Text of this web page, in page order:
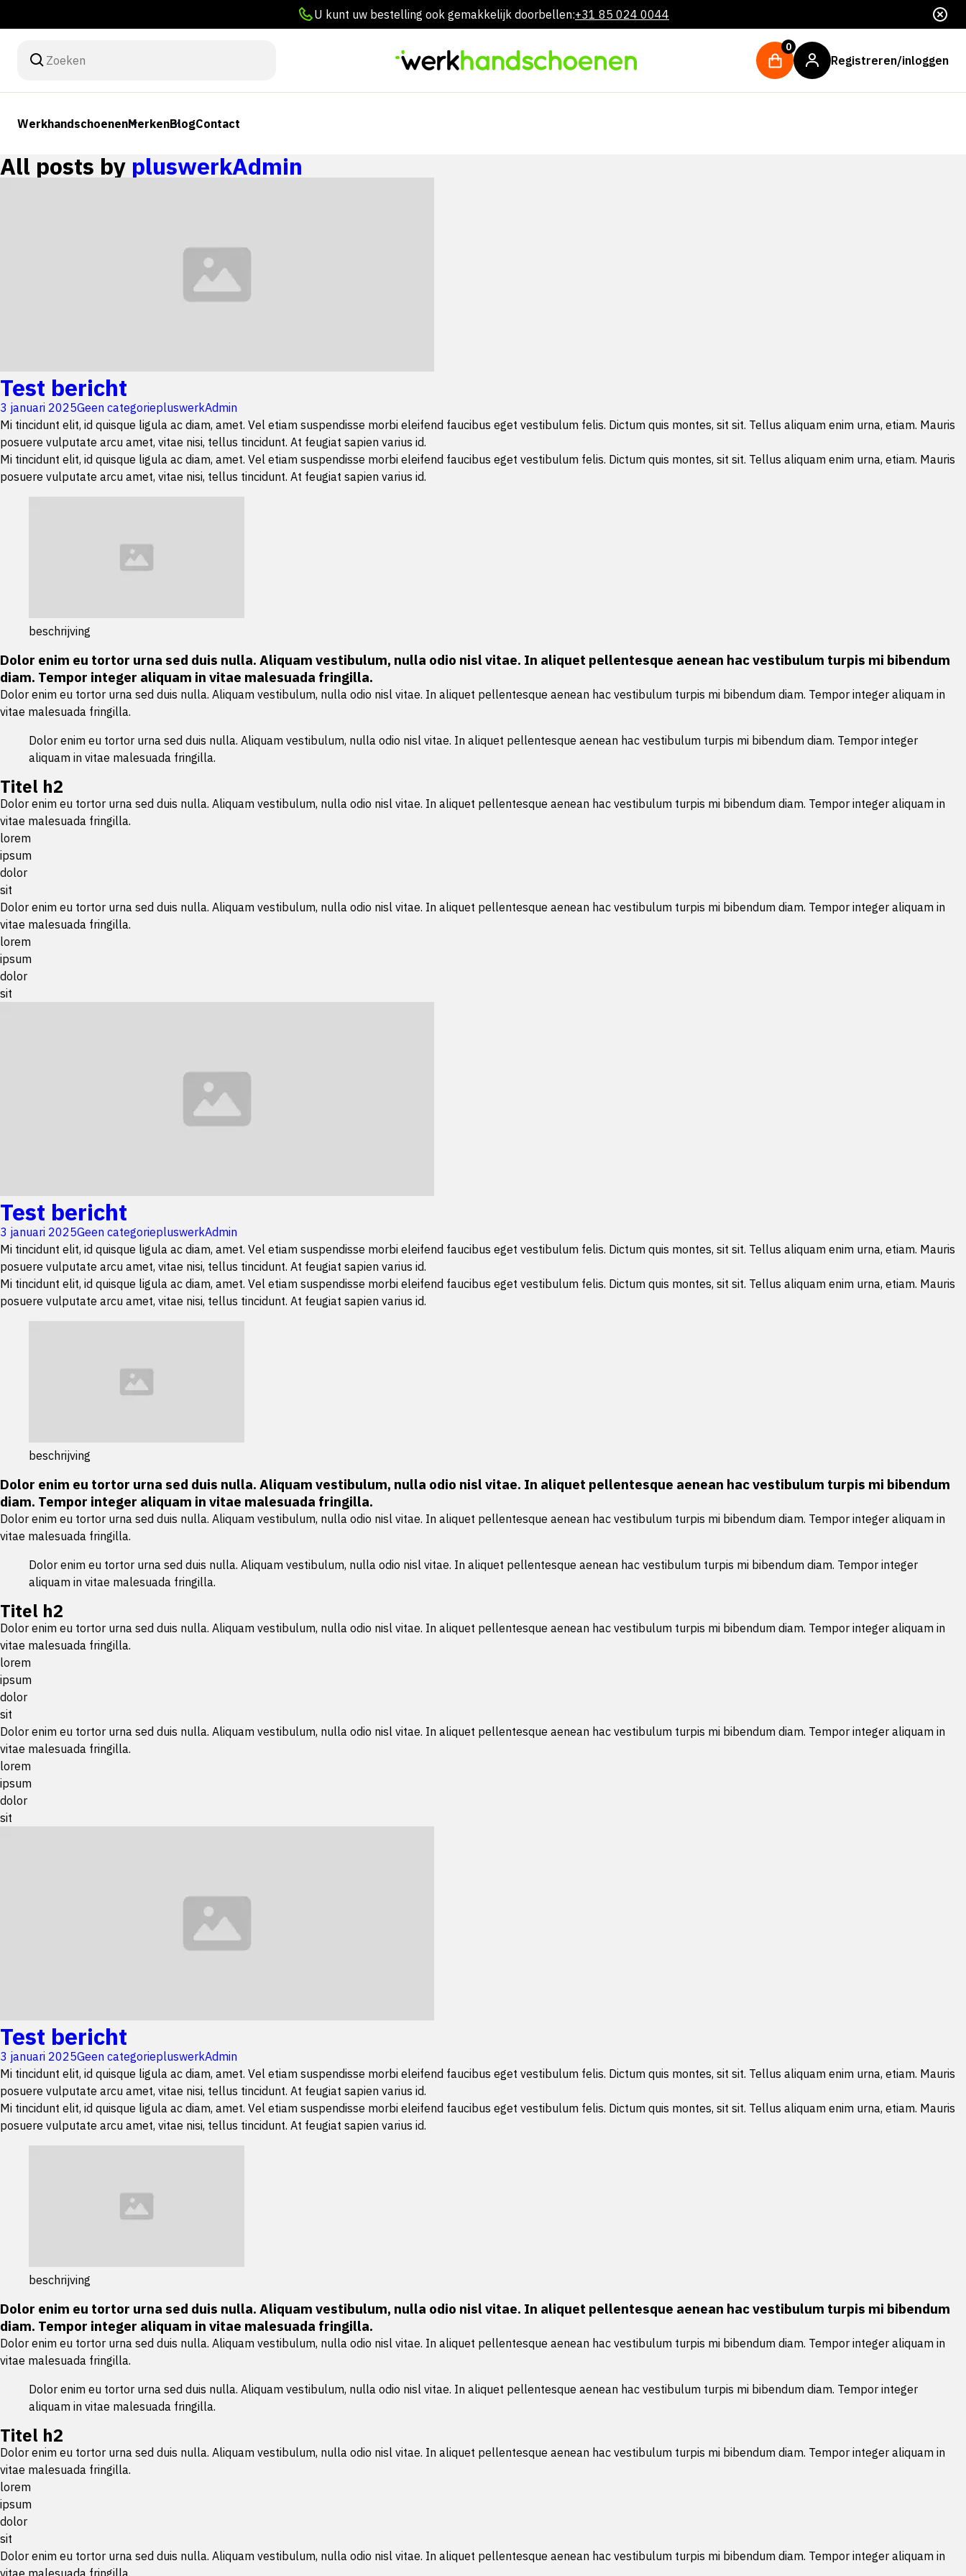
U kunt uw bestelling ook gemakkelijk doorbellen:+31 85 024 0044
0
Registreren/inloggen
WerkhandschoenenMerkenBlogContact
All posts by pluswerkAdmin
Test bericht
3 januari 2025Geen categoriepluswerkAdmin
Mi tincidunt elit, id quisque ligula ac diam, amet. Vel etiam suspendisse morbi eleifend faucibus eget vestibulum felis. Dictum quis montes, sit sit. Tellus aliquam enim urna, etiam. Mauris
posuere vulputate arcu amet, vitae nisi, tellus tincidunt. At feugiat sapien varius id.
Mi tincidunt elit, id quisque ligula ac diam, amet. Vel etiam suspendisse morbi eleifend faucibus eget vestibulum felis. Dictum quis montes, sit sit. Tellus aliquam enim urna, etiam. Mauris
posuere vulputate arcu amet, vitae nisi, tellus tincidunt. At feugiat sapien varius id.
beschrijving
Dolor enim eu tortor urna sed duis nulla. Aliquam vestibulum, nulla odio nisl vitae. In aliquet pellentesque aenean hac vestibulum turpis mi bibendum
diam. Tempor integer aliquam in vitae malesuada fringilla.
Dolor enim eu tortor urna sed duis nulla. Aliquam vestibulum, nulla odio nisl vitae. In aliquet pellentesque aenean hac vestibulum turpis mi bibendum diam. Tempor integer aliquam in
vitae malesuada fringilla.
Dolor enim eu tortor urna sed duis nulla. Aliquam vestibulum, nulla odio nisl vitae. In aliquet pellentesque aenean hac vestibulum turpis mi bibendum diam. Tempor integer
aliquam in vitae malesuada fringilla.
Titel h2
Dolor enim eu tortor urna sed duis nulla. Aliquam vestibulum, nulla odio nisl vitae. In aliquet pellentesque aenean hac vestibulum turpis mi bibendum diam. Tempor integer aliquam in
vitae malesuada fringilla.
lorem
ipsum
dolor
sit
Dolor enim eu tortor urna sed duis nulla. Aliquam vestibulum, nulla odio nisl vitae. In aliquet pellentesque aenean hac vestibulum turpis mi bibendum diam. Tempor integer aliquam in
vitae malesuada fringilla.
lorem
ipsum
dolor
sit
Test bericht
3 januari 2025Geen categoriepluswerkAdmin
Mi tincidunt elit, id quisque ligula ac diam, amet. Vel etiam suspendisse morbi eleifend faucibus eget vestibulum felis. Dictum quis montes, sit sit. Tellus aliquam enim urna, etiam. Mauris
posuere vulputate arcu amet, vitae nisi, tellus tincidunt. At feugiat sapien varius id.
Mi tincidunt elit, id quisque ligula ac diam, amet. Vel etiam suspendisse morbi eleifend faucibus eget vestibulum felis. Dictum quis montes, sit sit. Tellus aliquam enim urna, etiam. Mauris
posuere vulputate arcu amet, vitae nisi, tellus tincidunt. At feugiat sapien varius id.
beschrijving
Dolor enim eu tortor urna sed duis nulla. Aliquam vestibulum, nulla odio nisl vitae. In aliquet pellentesque aenean hac vestibulum turpis mi bibendum
diam. Tempor integer aliquam in vitae malesuada fringilla.
Dolor enim eu tortor urna sed duis nulla. Aliquam vestibulum, nulla odio nisl vitae. In aliquet pellentesque aenean hac vestibulum turpis mi bibendum diam. Tempor integer aliquam in
vitae malesuada fringilla.
Dolor enim eu tortor urna sed duis nulla. Aliquam vestibulum, nulla odio nisl vitae. In aliquet pellentesque aenean hac vestibulum turpis mi bibendum diam. Tempor integer
aliquam in vitae malesuada fringilla.
Titel h2
Dolor enim eu tortor urna sed duis nulla. Aliquam vestibulum, nulla odio nisl vitae. In aliquet pellentesque aenean hac vestibulum turpis mi bibendum diam. Tempor integer aliquam in
vitae malesuada fringilla.
lorem
ipsum
dolor
sit
Dolor enim eu tortor urna sed duis nulla. Aliquam vestibulum, nulla odio nisl vitae. In aliquet pellentesque aenean hac vestibulum turpis mi bibendum diam. Tempor integer aliquam in
vitae malesuada fringilla.
lorem
ipsum
dolor
sit
Test bericht
3 januari 2025Geen categoriepluswerkAdmin
Mi tincidunt elit, id quisque ligula ac diam, amet. Vel etiam suspendisse morbi eleifend faucibus eget vestibulum felis. Dictum quis montes, sit sit. Tellus aliquam enim urna, etiam. Mauris
posuere vulputate arcu amet, vitae nisi, tellus tincidunt. At feugiat sapien varius id.
Mi tincidunt elit, id quisque ligula ac diam, amet. Vel etiam suspendisse morbi eleifend faucibus eget vestibulum felis. Dictum quis montes, sit sit. Tellus aliquam enim urna, etiam. Mauris
posuere vulputate arcu amet, vitae nisi, tellus tincidunt. At feugiat sapien varius id.
beschrijving
Dolor enim eu tortor urna sed duis nulla. Aliquam vestibulum, nulla odio nisl vitae. In aliquet pellentesque aenean hac vestibulum turpis mi bibendum
diam. Tempor integer aliquam in vitae malesuada fringilla.
Dolor enim eu tortor urna sed duis nulla. Aliquam vestibulum, nulla odio nisl vitae. In aliquet pellentesque aenean hac vestibulum turpis mi bibendum diam. Tempor integer aliquam in
vitae malesuada fringilla.
Dolor enim eu tortor urna sed duis nulla. Aliquam vestibulum, nulla odio nisl vitae. In aliquet pellentesque aenean hac vestibulum turpis mi bibendum diam. Tempor integer
aliquam in vitae malesuada fringilla.
Titel h2
Dolor enim eu tortor urna sed duis nulla. Aliquam vestibulum, nulla odio nisl vitae. In aliquet pellentesque aenean hac vestibulum turpis mi bibendum diam. Tempor integer aliquam in
vitae malesuada fringilla.
lorem
ipsum
dolor
sit
Dolor enim eu tortor urna sed duis nulla. Aliquam vestibulum, nulla odio nisl vitae. In aliquet pellentesque aenean hac vestibulum turpis mi bibendum diam. Tempor integer aliquam in
vitae malesuada fringilla.